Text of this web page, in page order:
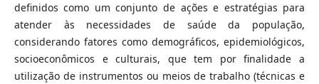
definidos como um conjunto de ações e estratégias para
atender às necessidades de saúde da população,
considerando fatores como demográficos, epidemiológicos,
socioeconômicos e culturais, que tem por finalidade a
utilização de instrumentos ou meios de trabalho (técnicas e